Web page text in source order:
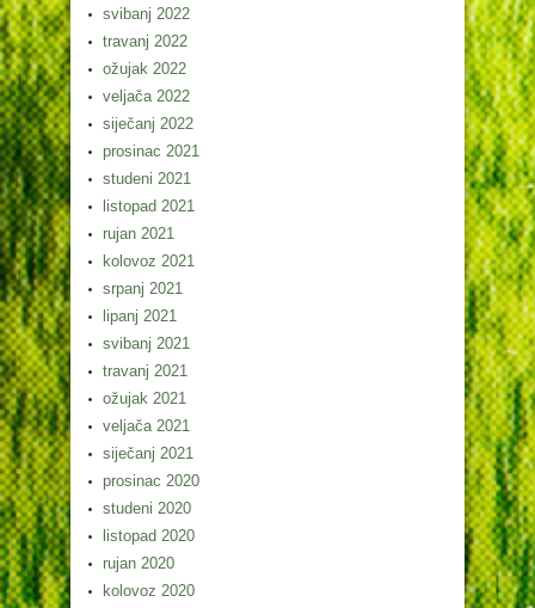
svibanj 2022
travanj 2022
ožujak 2022
veljača 2022
siječanj 2022
prosinac 2021
studeni 2021
listopad 2021
rujan 2021
kolovoz 2021
srpanj 2021
lipanj 2021
svibanj 2021
travanj 2021
ožujak 2021
veljača 2021
siječanj 2021
prosinac 2020
studeni 2020
listopad 2020
rujan 2020
kolovoz 2020